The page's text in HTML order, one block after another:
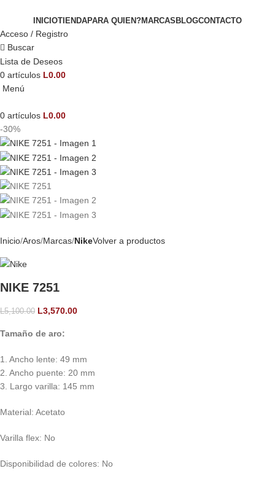
INICIOTIENDAPARA QUIEN?MARCAS BLOGCONTACTO
Acceso / Registro
Buscar
Lista de Deseos
0 artículos L0.00
Menú
0 artículos L0.00
-30%
Inicio Aros Marcas NikeVolver a productos
NIKE 7251
L5,100.00 L3,570.00
Tamaño de aro:
1. Ancho lente: 49 mm
2. Ancho puente: 20 mm
3. Largo varilla: 145 mm
Material: Acetato
Varilla flex: No
Disponibilidad de colores: No